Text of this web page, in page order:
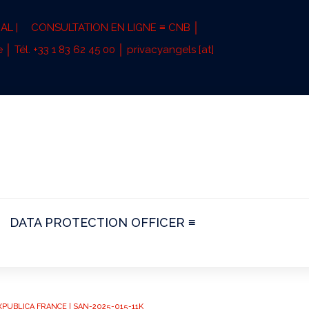
|
CONSULTATION EN LIGNE ≡ CNB │
Tél. +33 1 83 62 45 00 │ privacyangels [at]
DATA PROTECTION OFFICER ≡
FRANCE | SAN-2025-015-11K